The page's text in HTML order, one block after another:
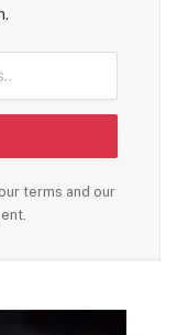
terms and our